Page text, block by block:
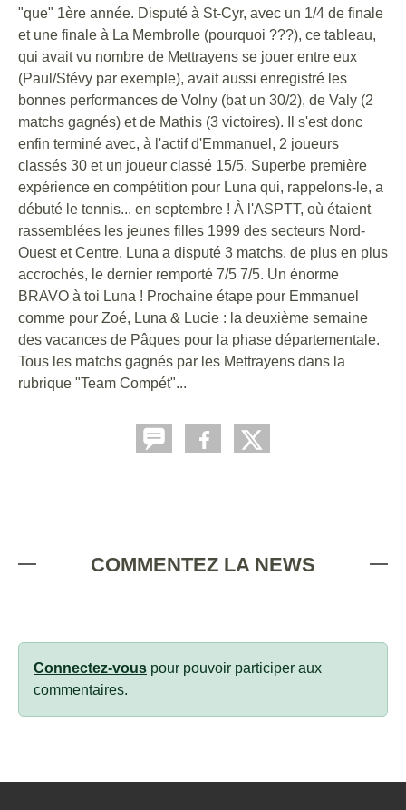
"que" 1ère année. Disputé à St-Cyr, avec un 1/4 de finale
et une finale à La Membrolle (pourquoi ???), ce tableau,
qui avait vu nombre de Mettrayens se jouer entre eux
(Paul/Stévy par exemple), avait aussi enregistré les
bonnes performances de Volny (bat un 30/2), de Valy (2
matchs gagnés) et de Mathis (3 victoires). Il s'est donc
enfin terminé avec, à l'actif d'Emmanuel, 2 joueurs
classés 30 et un joueur classé 15/5. Superbe première
expérience en compétition pour Luna qui, rappelons-le, a
débuté le tennis... en septembre ! À l'ASPTT, où étaient
rassemblées les jeunes filles 1999 des secteurs Nord-
Ouest et Centre, Luna a disputé 3 matchs, de plus en plus
accrochés, le dernier remporté 7/5 7/5. Un énorme
BRAVO à toi Luna ! Prochaine étape pour Emmanuel
comme pour Zoé, Luna & Lucie : la deuxième semaine
des vacances de Pâques pour la phase départementale.
Tous les matchs gagnés par les Mettrayens dans la
rubrique "Team Compét"...
COMMENTEZ LA NEWS
Connectez-vous pour pouvoir participer aux
commentaires.